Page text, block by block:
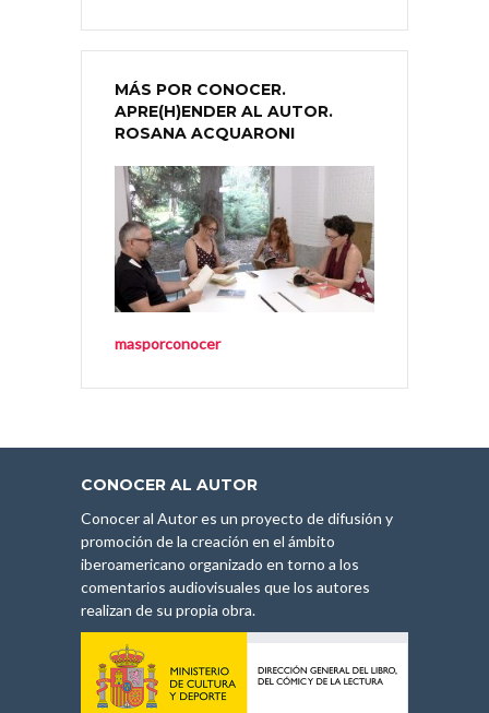
MÁS POR CONOCER.
APRE(H)ENDER AL AUTOR.
ROSANA ACQUARONI
masporconocer
CONOCER AL AUTOR
Conocer al Autor es un proyecto de difusión y
promoción de la creación en el ámbito
iberoamericano organizado en torno a los
comentarios audiovisuales que los autores
realizan de su propia obra.